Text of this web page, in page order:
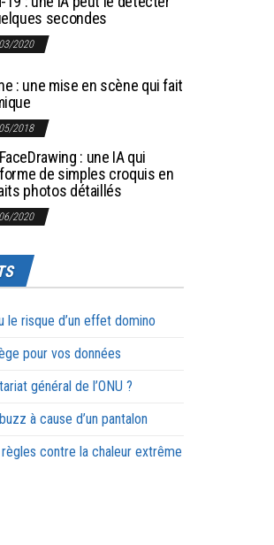
secondes
2020
: une mise en scène qui fait
2018
: une IA qui
de simples croquis en
photos détaillés
2020
le risque d’un effet domino
pour vos données
général de l’ONU ?
à cause d’un pantalon
contre la chaleur extrême